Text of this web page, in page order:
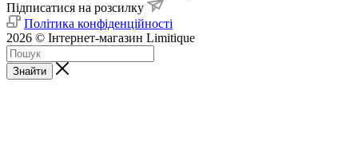
Підписатися на розсилку
Політика конфіденційності
2026 © Інтернет-магазин Limitique
Знайти